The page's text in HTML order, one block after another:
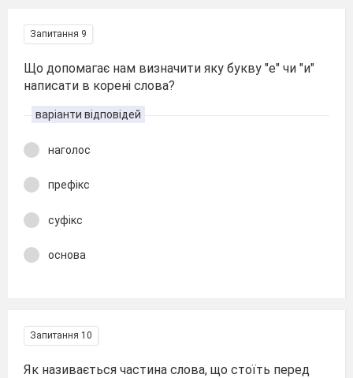
Запитання 9
Що допомагає нам визначити яку букву "е" чи "и"
написати в корені слова?
варіанти відповідей
наголос
префікс
суфікс
основа
Запитання 10
Як називається частина слова, що стоїть перед